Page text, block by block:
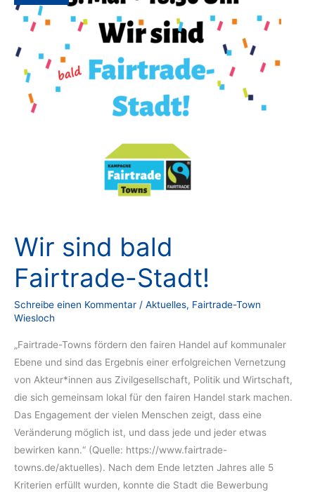
Wir sind bald
Fairtrade-Stadt!
Schreibe einen Kommentar / Aktuelles, Fairtrade-Town
Wiesloch
„Fairtrade-Towns fördern den fairen Handel auf kommunaler
Ebene und sind das Ergebnis einer erfolgreichen Vernetzung
von Akteur*innen aus Zivilgesellschaft, Politik und Wirtschaft,
die sich gemeinsam lokal für den fairen Handel stark machen.
Das Engagement der vielen Menschen zeigt, dass eine
Veränderung möglich ist, und dass jede und jeder etwas
bewirken kann.“ (Quelle: https://www.fairtrade-
towns.de/aktuelles). Nach dem Ende letzten Jahres alle 5
Kriterien erfüllt wurden, konnte die Stadt die Bewerbung